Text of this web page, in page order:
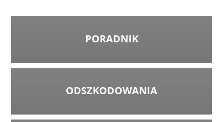
PORADNIK
ODSZKODOWANIA